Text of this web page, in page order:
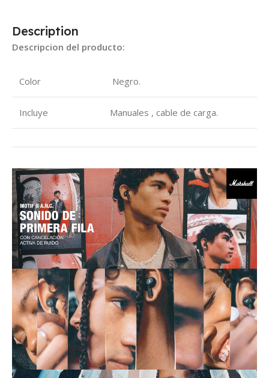
Description
Descripcion del producto:
Color Negro.
Incluye Manuales , cable de carga.